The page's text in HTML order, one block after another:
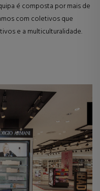
é composta por mais de
com coletivos que
e a multiculturalidade.